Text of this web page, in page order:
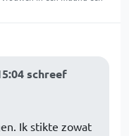
schreef
Ik stikte zowat